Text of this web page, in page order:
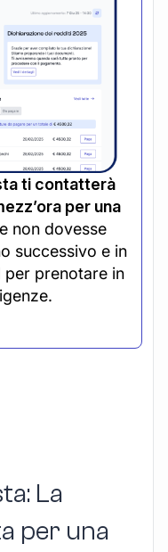
ti contatterà
per una
non dovesse
successivo e in
per prenotare in
La
per una